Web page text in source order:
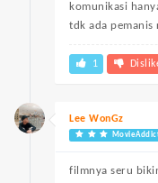
komunikasi
tdk ada pemanis
1
Lee WonGz
filmnya seru